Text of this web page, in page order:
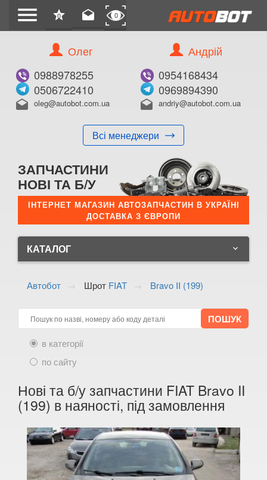
menu star
0 drafts 0
Олег
0988978255
0506722410
drafts oleg@autobot.com.ua
Всі менеджери
Андрій
0954168434
0969894390
drafts andriy@autobot.com.ua
ЗАПЧАСТИНИ
НОВІ ТА Б/У
ІНТЕРНЕТ МАГАЗИН АВТОЗАПЧАСТИН В УКРАЇНІ
ДОСТАВКА З ЄВРОПИ
КАТАЛОГ keyboard_arrow_down
BMW keyboard_arrow_down
CITROEN
500 (312)
500L (330)
500L II
Автобот Шрот FIAT Bravo II (199)
в категорії
по сайту
Нові та б/у запчастини FIAT Bravo II
(199) в наяності, під замовлення